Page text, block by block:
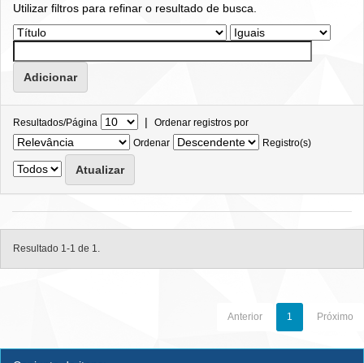
Utilizar filtros para refinar o resultado de busca.
Resultados/Página | Ordenar registros por
Ordenar
Registro(s)
Resultado 1-1 de 1.
Anterior 1 Próximo